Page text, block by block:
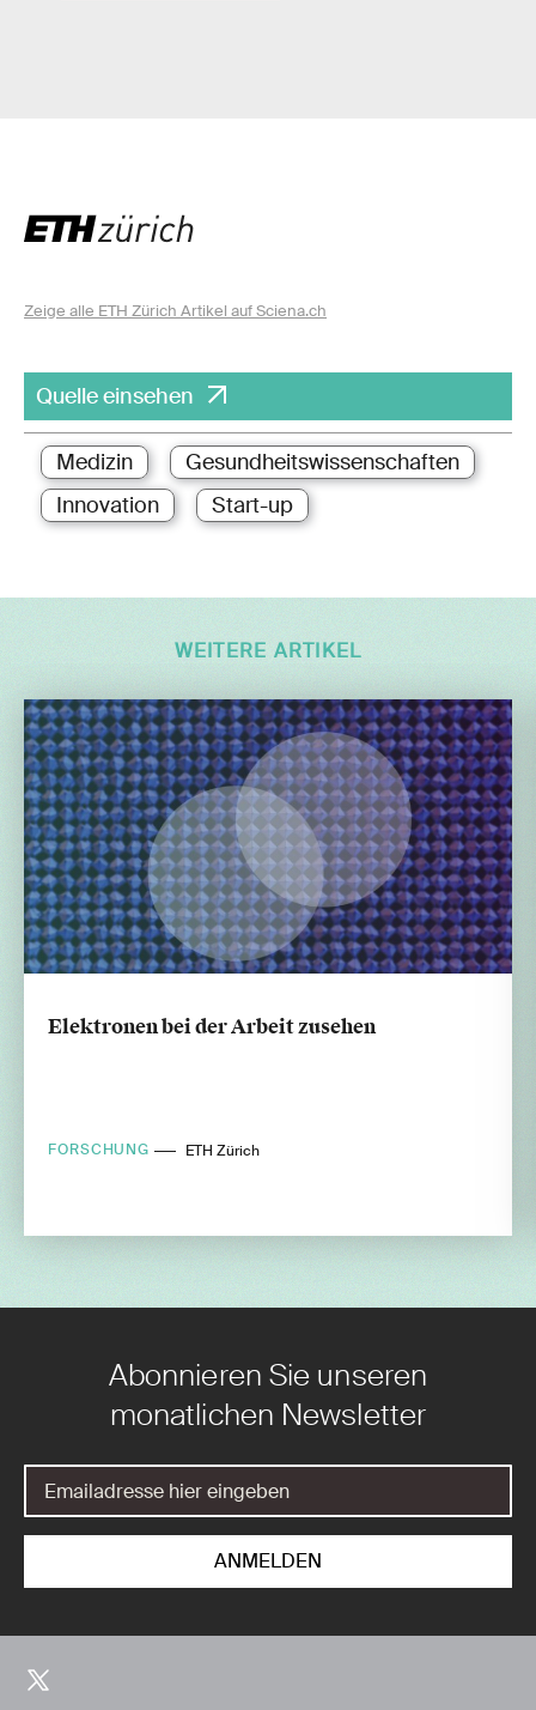
Zeige alle ETH Zürich Artikel auf Sciena.ch
Quelle einsehen
Medizin
Gesundheitswissenschaften
Innovation
Start-up
WEITERE ARTIKEL
Elektronen bei der Arbeit zusehen
FORSCHUNG ETH Zürich
Abonnieren Sie unseren
monatlichen Newsletter